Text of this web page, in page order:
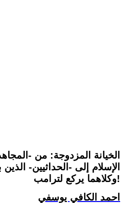
الخيانة المزدوجة: من -
الإسلام إلى -الحداثيين- الذين
وكلاهما يركع لترامب!
احمد الكافي يوسفي